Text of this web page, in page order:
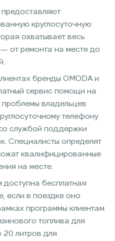
предоставляют
круглосуточную
охватывает весь
от ремонта на месте до
бренды OMODA и
сервис помощи на
владельцев
телефону
службой поддержки
Специалисты определят
квалифицированные
на месте.
доступна бесплатная
если в поездке оно
программы клиентам
топлива для
20 литров для